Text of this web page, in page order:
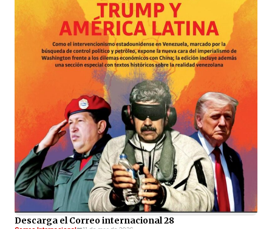
Descarga el Correo internacional 28